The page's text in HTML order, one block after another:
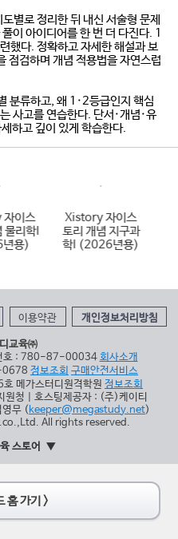
별로 정리한 뒤 내신 서술형 문제
이 아이디어를 한 번 더 다진다. 1
했다. 정확하고 자세한 해설과 보
점검하며 개념 적용법을 자연스럽
분류하고, 왜 1·2등급인지 핵심
사고를 연습한다. 단서·개념·유
하고 깊이 있게 학습한다.
이스
물리학I
용)
Xistory 자이스
토리 개념 지구과
학I (2026년용)
이용약관 개인정보처리방침
교육㈜
호 : 780-87-00034 회사소개
0678 정보조회 구매안전서비스
메가스터디원격학원 정보조회
원청 | 호스팅제공자 : (주)케이티
영무 (keeper@megastudy.net)
All rights reserved.
스토어
홈 가기 >